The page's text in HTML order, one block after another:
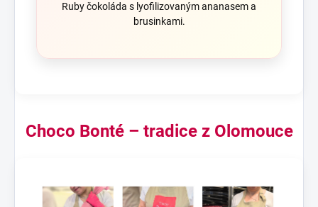
Ruby čokoláda s lyofilizovaným ananasem a
brusinkami.
Choco Bonté – tradice z Olomouce